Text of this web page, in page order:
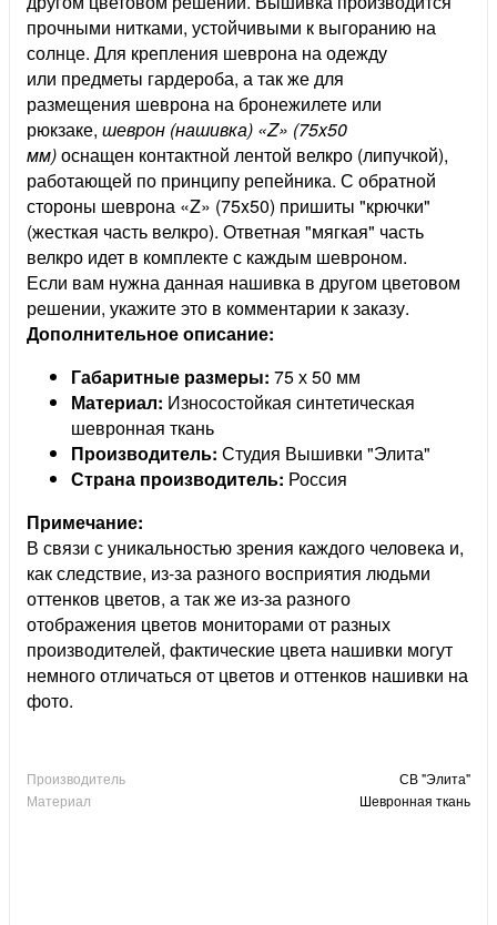
прочными нитками, устойчивыми к выгоранию на
солнце. Для крепления шеврона на одежду
или предметы гардероба, а так же для
размещения шеврона на бронежилете или
рюкзаке, шеврон (нашивка) «Z» (75x50
мм)оснащен контактной лентой велкро (липучкой),
работающей по принципу репейника. С обратной
стороны шеврона «Z» (75x50) пришиты "крючки"
(жесткая часть велкро). Ответная "мягкая" часть
велкро идет в комплекте с каждым шевроном.
Если вам нужна данная нашивка в другом цветовом
решении, укажите это в комментарии к заказу.
Дополнительное описание:
Габаритные размеры: 75 х 50 мм
Материал: Износостойкая синтетическая
шевронная ткань
Производитель: Студия Вышивки "Элита"
Страна производитель: Россия
Примечание:
В связи с уникальностью зрения каждого человека и,
как следствие, из-за разного восприятия людьми
оттенков цветов, а так же из-за разного
отображения цветов мониторами от разных
производителей, фактические цвета нашивки могут
немного отличаться от цветов и оттенков нашивки на
фото.
Производитель
СВ "Элита"
Материал
Шевронная ткань